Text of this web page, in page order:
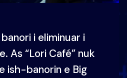
i eliminuar i
As “Lori Café” nuk
ish-banorin e Big